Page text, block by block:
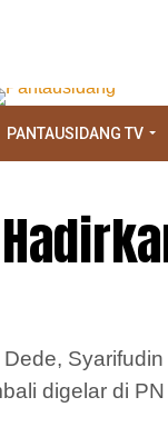
PANTAUSIDANG TV
Syarifudin
digelar di